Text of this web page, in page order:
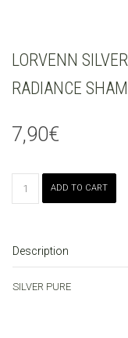
LORVENN
RADIANCE
7,90€
SILVER
&
SHAMPOO
ADD TO CART
Description
SILVER PURE